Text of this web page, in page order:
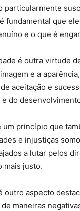
particularmente
fundamental que
e o que é
é outra virtude
e a
aceitação e
e do
um princípio que
e injustiças
a lutar pelos
mais justo.
outro aspecto
maneiras